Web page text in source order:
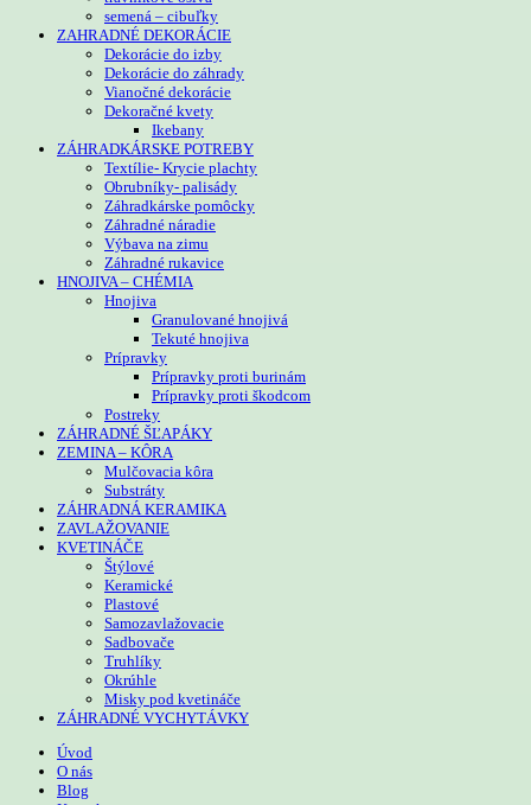
semená – cibuľky
ZAHRADNÉ DEKORÁCIE
Dekorácie do izby
Dekorácie do záhrady
Vianočné dekorácie
Dekoračné kvety
Ikebany
ZÁHRADKÁRSKE POTREBY
Textílie- Krycie plachty
Obrubníky- palisády
Záhradkárske pomôcky
Záhradné náradie
Výbava na zimu
Záhradné rukavice
HNOJIVA – CHÉMIA
Hnojiva
Granulované hnojivá
Tekuté hnojiva
Prípravky
Prípravky proti burinám
Prípravky proti škodcom
Postreky
ZÁHRADNÉ ŠĽAPÁKY
ZEMINA – KÔRA
Mulčovacia kôra
Substráty
ZÁHRADNÁ KERAMIKA
ZAVLAŽOVANIE
KVETINÁČE
Štýlové
Keramické
Plastové
Samozavlažovacie
Sadbovače
Truhlíky
Okrúhle
Misky pod kvetináče
ZÁHRADNÉ VYCHYTÁVKY
Úvod
O nás
Blog